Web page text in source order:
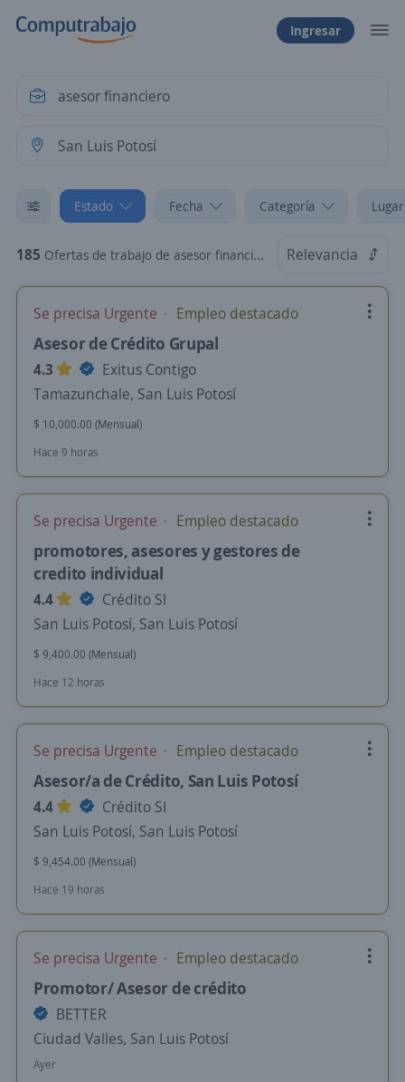
Ingresar
Estado Fecha Categoría
185 Ofertas de trabajo de asesor financiero en San Luis Potosí Relevancia
Se precisa Urgente Empleo destacado
Asesor de Crédito Grupal
4.3
Exitus Contigo
Tamazunchale, San Luis Potosí
$ 10,000.00 (Mensual)
Hace 9 horas
Se precisa Urgente Empleo destacado
promotores, asesores y gestores de
credito individual
4.4
Crédito SI
San Luis Potosí, San Luis Potosí
$ 9,400.00 (Mensual)
Hace 12 horas
Se precisa Urgente Empleo destacado
Asesor/a de Crédito, San Luis Potosí
4.4
Crédito SI
San Luis Potosí, San Luis Potosí
$ 9,454.00 (Mensual)
Hace 19 horas
Se precisa Urgente Empleo destacado
Promotor/ Asesor de crédito
BETTER
Ciudad Valles, San Luis Potosí
Ayer